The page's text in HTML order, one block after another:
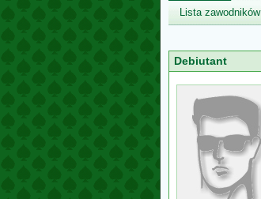
Lista zawodników
Debiutant